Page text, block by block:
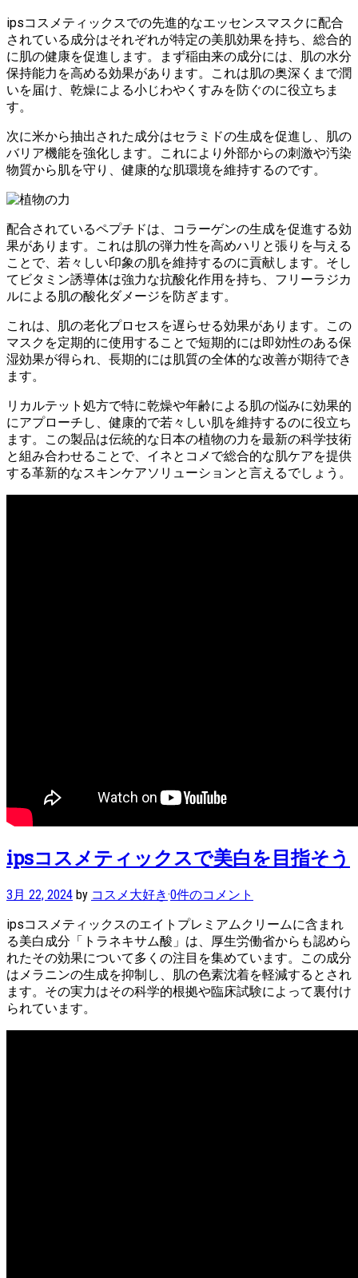
ipsコスメティックスでの先進的なエッセンスマスクに配合
されている成分はそれぞれが特定の美肌効果を持ち、総合的
に肌の健康を促進します。まず稲由来の成分には、肌の水分
保持能力を高める効果があります。これは肌の奥深くまで潤
いを届け、乾燥による小じわやくすみを防ぐのに役立ちま
す。
次に米から抽出された成分はセラミドの生成を促進し、肌の
バリア機能を強化します。これにより外部からの刺激や汚染
物質から肌を守り、健康的な肌環境を維持するのです。
配合されているペプチドは、コラーゲンの生成を促進する効
果があります。これは肌の弾力性を高めハリと張りを与える
ことで、若々しい印象の肌を維持するのに貢献します。そし
てビタミン誘導体は強力な抗酸化作用を持ち、フリーラジカ
ルによる肌の酸化ダメージを防ぎます。
これは、肌の老化プロセスを遅らせる効果があります。この
マスクを定期的に使用することで短期的には即効性のある保
湿効果が得られ、長期的には肌質の全体的な改善が期待でき
ます。
リカルテット処方で特に乾燥や年齢による肌の悩みに効果的
にアプローチし、健康的で若々しい肌を維持するのに役立ち
ます。この製品は伝統的な日本の植物の力を最新の科学技術
と組み合わせることで、イネとコメで総合的な肌ケアを提供
する革新的なスキンケアソリューションと言えるでしょう。
ipsコスメティックスで美白を目指そう
3月 22, 2024 by コスメ大好き·0件のコメント
ipsコスメティックスのエイトプレミアムクリームに含まれ
る美白成分「トラネキサム酸」は、厚生労働省からも認めら
れたその効果について多くの注目を集めています。この成分
はメラニンの生成を抑制し、肌の色素沈着を軽減するとされ
ます。その実力はその科学的根拠や臨床試験によって裏付け
られています。